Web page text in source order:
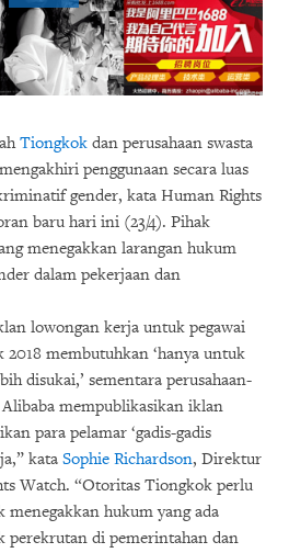
Tiongkok dan perusahaan swasta
penggunaan secara luas
gender, kata Human Rights
baru hari ini (23/4). Pihak
menegakkan larangan hukum
dalam pekerjaan dan
lowongan kerja untuk pegawai
membutuhkan ‘hanya untuk
disukai,’ sementara perusahaan-
Alibaba mempublikasikan iklan
para pelamar ‘gadis-gadis
kata Sophie Richardson, Direktur
Watch. “Otoritas Tiongkok perlu
hukum yang ada
di pemerintahan dan